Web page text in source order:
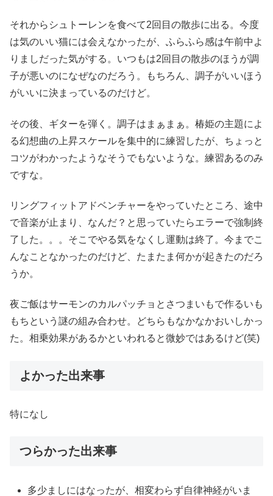
それからシュトーレンを食べて2回目の散歩に出る。今度
は気のいい猫には会えなかったが、ふらふら感は午前中よ
りましだった気がする。いつもは2回目の散歩のほうが調
子が悪いのになぜなのだろう。もちろん、調子がいいほう
がいいに決まっているのだけど。
その後、ギターを弾く。調子はまぁまぁ。椿姫の主題によ
る幻想曲の上昇スケールを集中的に練習したが、ちょっと
コツがわかったようなそうでもないような。練習あるのみ
ですな。
リングフィットアドベンチャーをやっていたところ、途中
で音楽が止まり、なんだ？と思っていたらエラーで強制終
了した。。。そこでやる気をなくし運動は終了。今までこ
んなことなかったのだけど、たまたま何かが起きたのだろ
うか。
夜ご飯はサーモンのカルパッチョとさつまいもで作るいも
もちという謎の組み合わせ。どちらもなかなかおいしかっ
た。相乗効果があるかといわれると微妙ではあるけど(笑)
よかった出来事
特になし
つらかった出来事
多少ましにはなったが、相変わらず自律神経がいま